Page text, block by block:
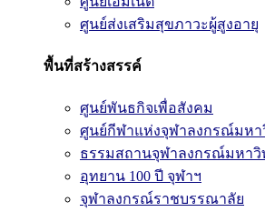
ศูนย์ส่งเสริมสุขภาวะผู้สูงอายุ
พื้นที่สร้างสรรค์
ศูนย์พันธกิจเพื่อสังคม
ศูนย์กีฬาแห่งจุฬาลงกรณ์มหา
ธรรมสถานจุฬาลงกรณ์มหาวิ
อุทยาน 100 ปี จุฬาฯ
จุฬาลงกรณ์ราชบรรณาลัย